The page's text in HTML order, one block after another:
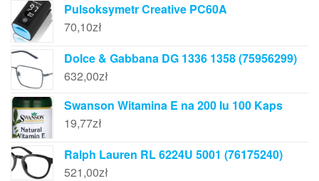
Pulsoksymetr Creative PC60A
70,10zł
Dolce & Gabbana DG 1336 1358 (75956299)
632,00zł
Swanson Witamina E na 200 Iu 100 Kaps
19,77zł
Ralph Lauren RL 6224U 5001 (76175240)
521,00zł